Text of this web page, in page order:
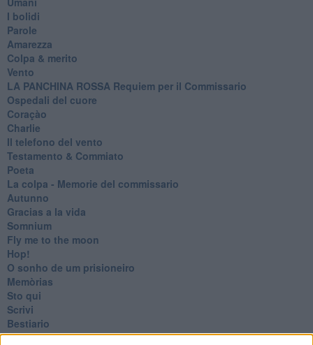
I bolidi
Parole
Amarezza
Colpa & merito
Vento
​LA PANCHINA ROSSA Requiem per il Commissario
Ospedali del cuore
Coraçào
Charlie
Il telefono del vento
Testamento & Commiato
Poeta
​La colpa - Memorie del commissario
Autunno
Gracias a la vida
Somnium
Fly me to the moon
Hop!
O sonho de um prisioneiro
Memòrias
Sto qui
Scrivi
Bestiario
Pillole